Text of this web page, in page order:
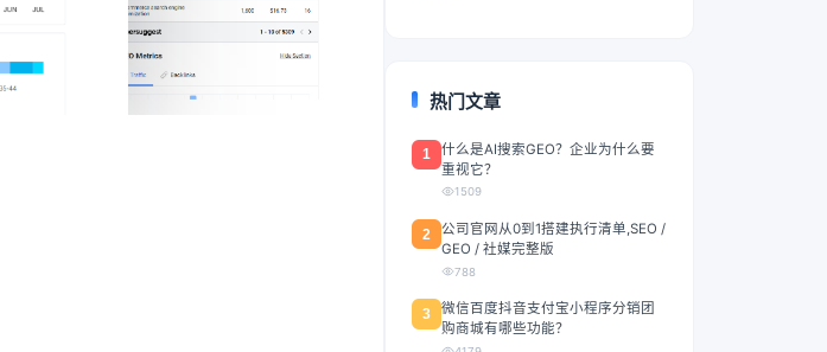
热门文章
1
什么是AI搜索GEO？企业为什么要
重视它？
1509
2
公司官网从0到1搭建执行清单,SEO /
GEO / 社媒完整版
788
3
微信百度抖音支付宝小程序分销团
购商城有哪些功能？